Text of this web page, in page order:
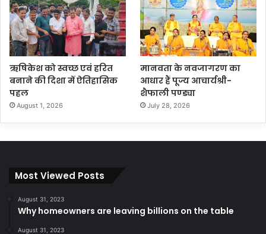
ऋषिकेश को स्वच्छ एवं हरित
बनाने की दिशा में ऐतिहासिक
पहल
August 1, 2026
मानवता के नवजागरण का
आधार हैं पूज्य आचार्यश्री-
शैफाली पण्ड्या
July 28, 2026
Most Viewed Posts
August 31, 2023
Why homeowners are leaving billions on the table
August 31, 2023